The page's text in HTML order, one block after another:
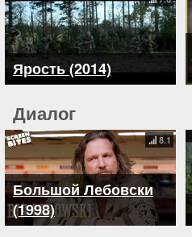
Ярость (2014)
Диалог
Большой Лебовски
(1998)
8.1